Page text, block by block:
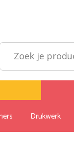
Drukwerk